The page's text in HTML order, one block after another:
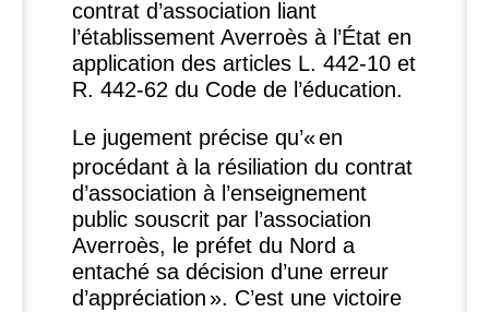
contrat d’association liant
l’établissement Averroès à l’État en
application des articles L. 442-10 et
R. 442-62 du Code de l’éducation.
Le jugement précise qu’«en
procédant à la résiliation du contrat
d’association à l’enseignement
public souscrit par l’association
Averroès, le préfet du Nord a
entaché sa décision d’une erreur
d’appréciation ». C’est une victoire